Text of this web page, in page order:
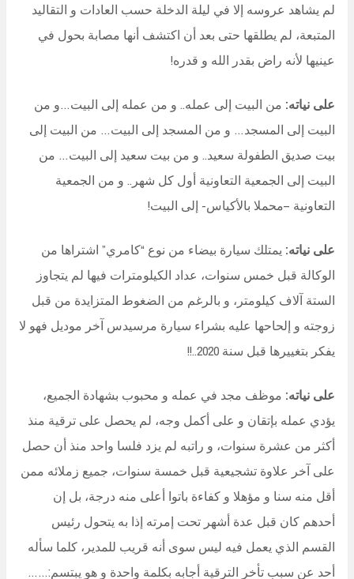
لم يشاهد عروسه إلا في ليلة الدخلة حسب العادات و التقاليد
المتبعة، لم يطلقها حتى بعد أن اكتشف أنها مصابة بحول في
عينيها لأنه راض بقدر الله و قدره!
على نياته: من البيت إلى عمله.. و من عمله إلى البيت…و من
البيت إلى المسجد… و من المسجد إلى البيت… من البيت إلى
بيت صديق الطفولة سعيد.. و من بيت سعيد إلى البيت… من
البيت إلى الجمعية التعاونية أول كل شهر.. و من الجمعية
التعاونية –محملا بالأكياس- إلى البيت!
على نياته: يمتلك سيارة بيضاء من نوع “كامري” اشتراها من
الوكالة قبل خمس سنوات، عداد الكيلومترات فيها لم يتجاوز
الستة آلاف كيلومتر، و بالرغم من الضغوط المتزايدة من قبل
زوجته و إلحاحها عليه بشراء سيارة مرسيدس آخر موديل فهو لا
يفكر بتغييرها قبل سنة 2020..!!
على نياته: موظف مجد في عمله و محبوب بشهادة الجميع،
يؤدي عمله بإتقان و على أكمل وجه، لم يحصل على ترقية منذ
أكثر من عشرة سنوات، و راتبه لم يزد فلسا واحد منذ أن حصل
على آخر علاوة تشجيعية قبل خمسة سنوات، جميع زملائه ممن
أقل منه سنا و مؤهلا و كفاءة باتوا أعلى منه درجة، بل إن
أحدهم كان قبل عدة أشهر تحت إمرته إذا به يتحول رئيس
القسم الذي يعمل فيه ليس سوى أنه قريب للمدير، كلما سأله
أحد عن سبب تأخر الترقية أجابه بكلمة واحدة و هو يبتسم:……